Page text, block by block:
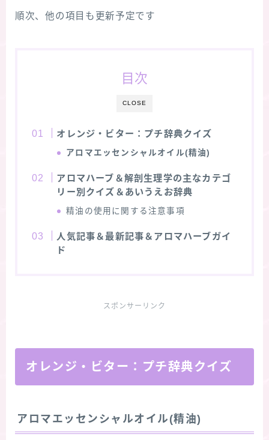
順次、他の項目も更新予定です
CLOSE
目次
オレンジ・ビター：プチ辞典クイズ
アロマエッセンシャルオイル(精油)
アロマハーブ＆解剖生理学の主なカテゴ
リー別クイズ＆あいうえお辞典
精油の使用に関する注意事項
人気記事＆最新記事＆アロマハーブガイ
ド
スポンサーリンク
オレンジ・ビター：プチ辞典クイズ
アロマエッセンシャルオイル(精油)